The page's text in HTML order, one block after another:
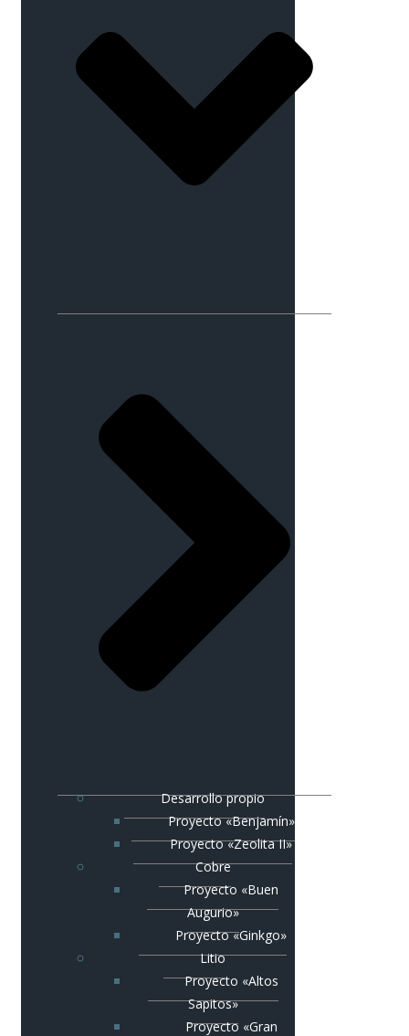
Desarrollo propio
Proyecto «Benjamín»
Proyecto «Zeolita II»
Cobre
Proyecto «Buen
Augurio»
Proyecto «Ginkgo»
Litio
Proyecto «Altos
Sapitos»
Proyecto «Gran